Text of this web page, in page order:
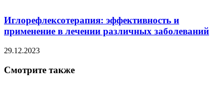
Иглорефлексотерапия: эффективность и
применение в лечении различных заболеваний
29.12.2023
Смотрите также